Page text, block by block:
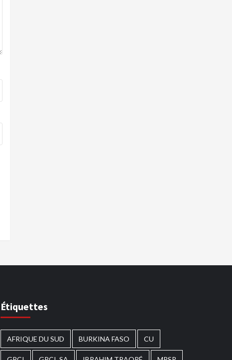
Étiquettes
AFRIQUE DU SUD BURKINA FASO CU